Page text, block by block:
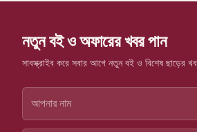
নতুন বই ও অফারের খবর পান
সাবস্ক্রাইব করে সবার আগে নতুন বই ও বিশেষ ছাড়ের